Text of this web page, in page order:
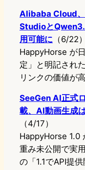
Alibaba Cloud
Studioと
用可能に （6/22）
HappyHorse が
定」と明記され
リンクの価値が高
SeeGen AI正式
載、AI動画生成
（4/17）
HappyHorse 1.0
重み未公開で実
の「1.1でAPI提